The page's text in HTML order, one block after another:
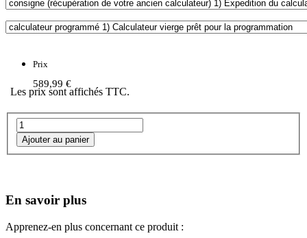
Prix
589,99 €
Les prix sont affichés TTC.
En savoir plus
Apprenez-en plus concernant ce produit :